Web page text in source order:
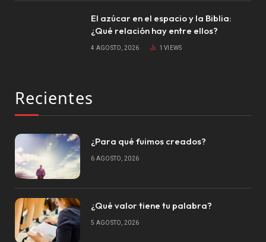
El azúcar en el espacio y la Biblia:
¿Qué relación hay entre ellos?
4 AGOSTO, 2026 1VIEWS
Recientes
¿Para qué fuimos creados?
6 AGOSTO, 2026
¿Qué valor tiene tu palabra?
5 AGOSTO, 2026